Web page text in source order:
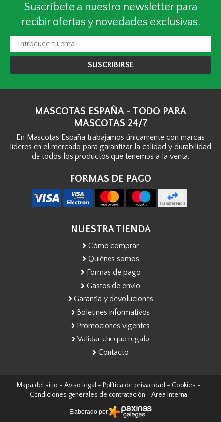
Suscríbete a nuestro newsletter para
recibir ofertas y novedades exclusivas.
SUSCRIBIRSE
MASCOTAS ESPAÑA - TODO PARA
MASCOTAS 24/7
En Mascotas España trabajamos únicamente con marcas
líderes en el mercado para garantizar la calidad y durabilidad
de todos los productos que tenemos a la venta.
FORMAS DE PAGO
NUESTRA TIENDA
Cómo comprar
Quiénes somos
Formas de pago
Gastos de envío
Garantía y devoluciones
Boletines informativos
Promociones vigentes
Validar cheque regalo
Contacto
Mapa del sitio - Aviso legal - Política de privacidad - Cookies -
Condiciones generales de contratación - Área Interna
Elaborado por